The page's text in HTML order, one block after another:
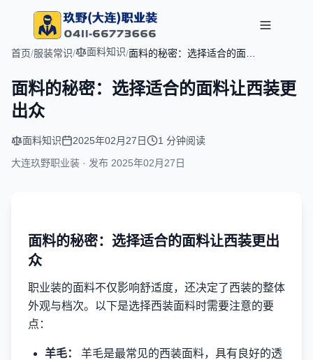
首页/服装常识/ 面料知识/面料的秘密：选择适合的面料
面料的秘密：选择适合的面料让西装更
出众
面料知识 2025年02月27日
1 分钟阅读
大连玖野职业装 · 发布 2025年02月27日
面料的秘密：选择适合的面料让西装更出
众
职业装的面料不仅影响舒适度，还决定了西装的整体
外观与档次。以下是选择西装面料时需要注意的要
点：
羊毛：
羊毛是最常见的西装面料，具有良好的透